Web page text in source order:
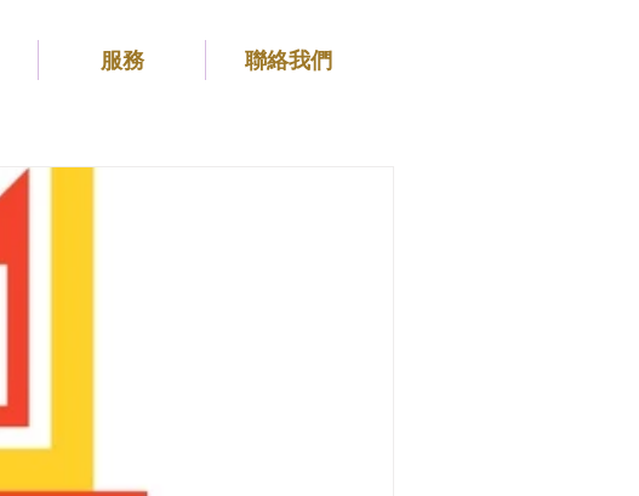
服務 聯絡我們